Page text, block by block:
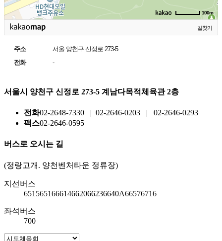
100m
길찾기
주소
서울 양천구 신정로 273-5
전화
-
서울시 양천구 신정로 273-5 계남다목적체육관 2층
전화02-2648-7330 | 02-2646-0203 | 02-2646-0293
팩스02-2646-0595
버스로 오시는 길
(정랑고개. 양천벤처타운 정류장)
지선버스
651565166614662066236640A66576716
좌석버스
700